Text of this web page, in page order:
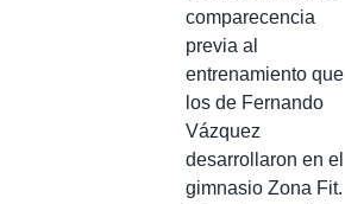
comparecencia
previa al
entrenamiento que
los de Fernando
Vázquez
desarrollaron en el
gimnasio Zona Fit.